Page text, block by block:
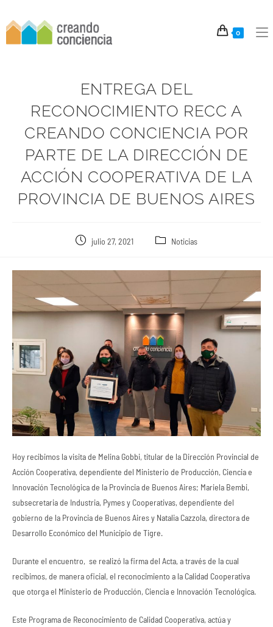
0
ENTREGA DEL
RECONOCIMIENTO RECC A
CREANDO CONCIENCIA POR
PARTE DE LA DIRECCIÓN DE
ACCIÓN COOPERATIVA DE LA
PROVINCIA DE BUENOS AIRES
julio 27, 2021 Noticias
Hoy recibimos la visita de Melina Gobbi, titular de la Dirección Provincial de
Acción Cooperativa, dependiente del Ministerio de Producción, Ciencia e
Innovación Tecnológica de la Provincia de Buenos Aires; Mariela Bembi,
subsecretaria de Industria, Pymes y Cooperativas, dependiente del
gobierno de la Provincia de Buenos Aires y Natalia Cazzola, directora de
Desarrollo Económico del Municipio de Tigre.
Durante el encuentro, se realizó la firma del Acta, a través de la cual
recibimos, de manera oficial, el reconocimiento a la Calidad Cooperativa
que otorga el Ministerio de Producción, Ciencia e Innovación Tecnológica.
Este Programa de Reconocimiento de Calidad Cooperativa, actúa y